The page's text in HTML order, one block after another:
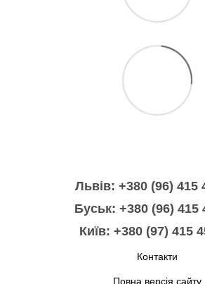
Львів: +380 (96) 415
Буськ: +380 (96) 415
Київ: +380 (97) 415
Контакти
Повна версія сайту